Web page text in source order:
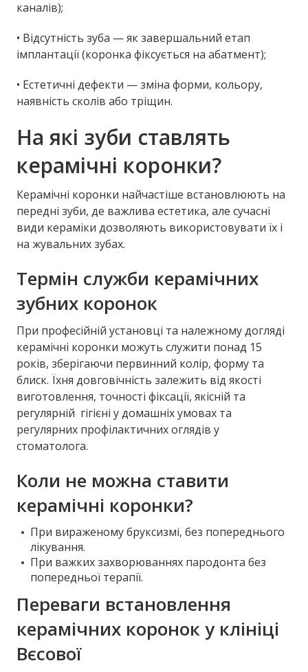
каналів);
• Відсутність зуба — як завершальний етап
імплантації (коронка фіксується на абатмент);
• Естетичні дефекти — зміна форми, кольору,
наявність сколів або тріщин.
На які зуби ставлять
керамічні коронки?
Керамічні коронки найчастіше встановлюють на
передні зуби, де важлива естетика, але сучасні
види кераміки дозволяють використовувати їх і
на жувальних зубах.
Термін служби керамічних
зубних коронок
При професійній установці та належному догляді
керамічні коронки можуть служити понад 15
років, зберігаючи первинний колір, форму та
блиск. Їхня довговічність залежить від якості
виготовлення, точності фіксації, якісній та
регулярній гігієні у домашніх умовах та
регулярних профілактичних оглядів у
стоматолога.
Коли не можна ставити
керамічні коронки?
При вираженому бруксизмі, без попереднього
лікування.
При важких захворюваннях пародонта без
попередньої терапії.
Переваги встановлення
керамічних коронок у клініці
Вєсової